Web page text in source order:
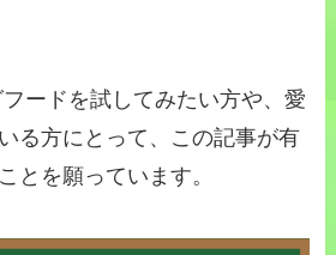
ードを試してみたい方や、愛
る方にとって、この記事が有
とを願っています。